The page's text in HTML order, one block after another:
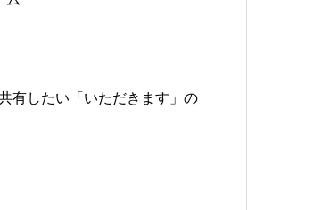
有したい「いただきます」の